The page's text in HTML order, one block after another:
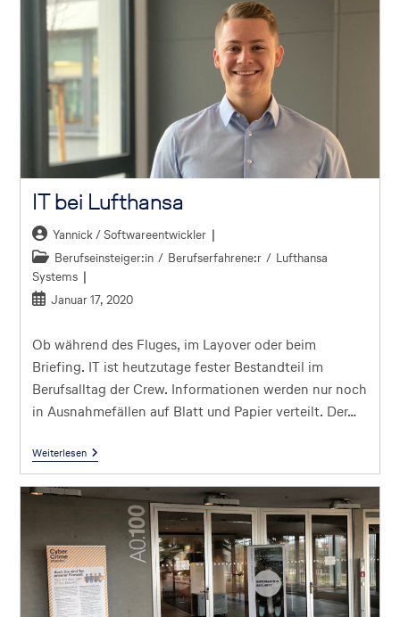
IT bei Lufthansa
Yannick / Softwareentwickler
Berufseinsteiger:in / Berufserfahrene:r / Lufthansa
Systems
Januar 17, 2020
Ob während des Fluges, im Layover oder beim
Briefing. IT ist heutzutage fester Bestandteil im
Berufsalltag der Crew. Informationen werden nur noch
in Ausnahmefällen auf Blatt und Papier verteilt. Der…
Weiterlesen